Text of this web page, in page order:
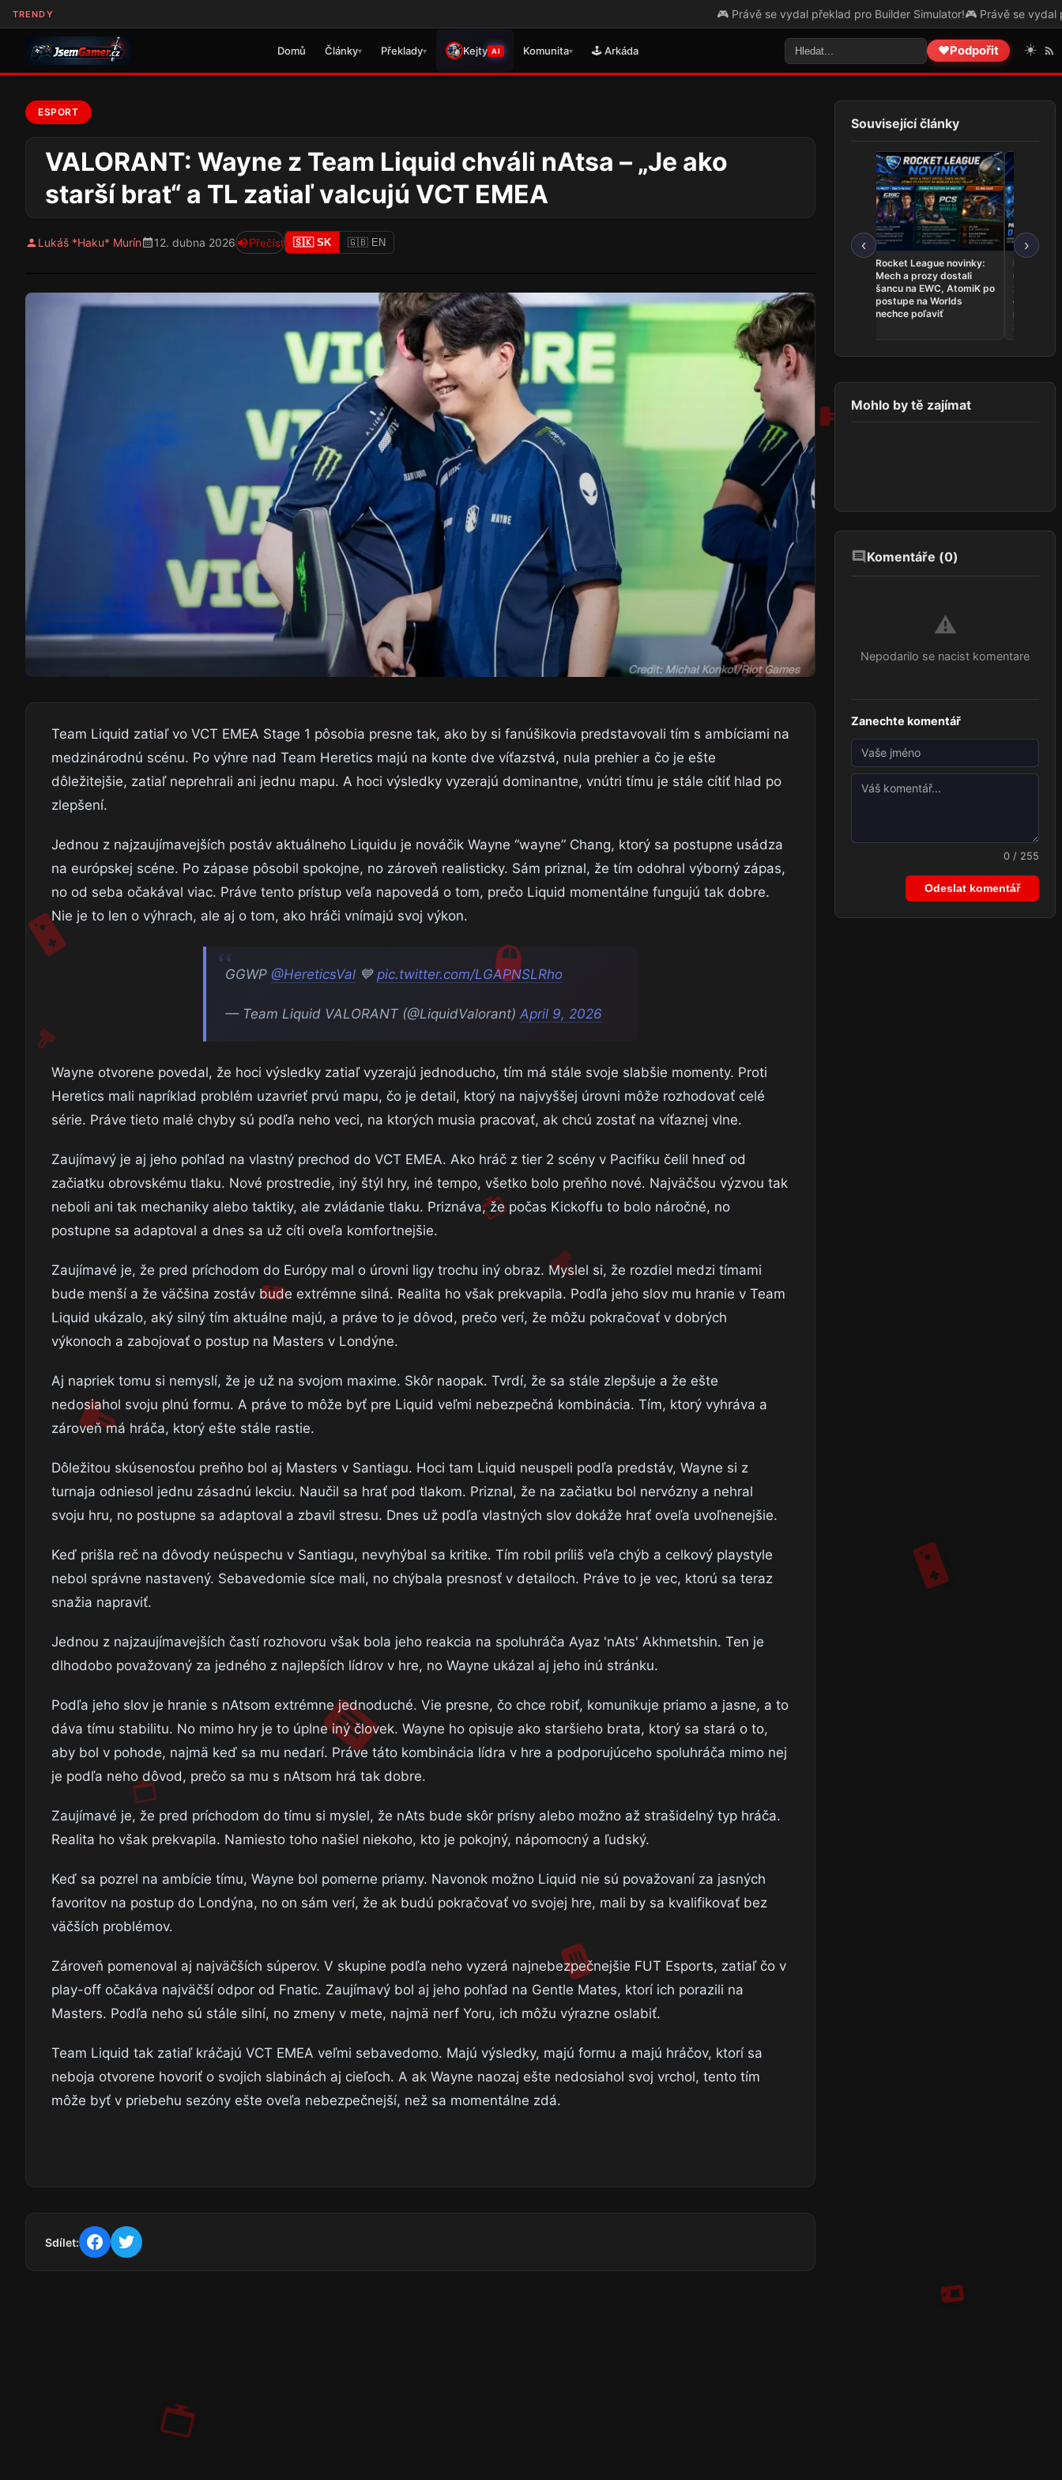
TRENDY 🎮 Právě se vydal překlad pro Builder Simulator!🎮 Právě se vydal překlad pro
Domů Články▾ Překlady▾ Kejty AI Komunita▾ 🕹️ Arkáda ❤️Podpořit ☀️
ESPORT
VALORANT: Wayne z Team Liquid chváli nAtsa – „Je ako
starší brat“ a TL zatiaľ valcujú VCT EMEA
Lukáš *Haku* Murín 12. dubna 2026 Přečíst 🇸🇰 SK 🇬🇧 EN
Team Liquid zatiaľ vo VCT EMEA Stage 1 pôsobia presne tak, ako by si fanúšikovia predstavovali tím s ambíciami na
medzinárodnú scénu. Po výhre nad Team Heretics majú na konte dve víťazstvá, nula prehier a čo je ešte
dôležitejšie, zatiaľ neprehrali ani jednu mapu. A hoci výsledky vyzerajú dominantne, vnútri tímu je stále cítiť hlad po
zlepšení.
Jednou z najzaujímavejších postáv aktuálneho Liquidu je nováčik Wayne “wayne” Chang, ktorý sa postupne usádza
na európskej scéne. Po zápase pôsobil spokojne, no zároveň realisticky. Sám priznal, že tím odohral výborný zápas,
no od seba očakával viac. Práve tento prístup veľa napovedá o tom, prečo Liquid momentálne fungujú tak dobre.
Nie je to len o výhrach, ale aj o tom, ako hráči vnímajú svoj výkon.
GGWP @HereticsVal 💙 pic.twitter.com/LGAPNSLRho
— Team Liquid VALORANT (@LiquidValorant) April 9, 2026
Wayne otvorene povedal, že hoci výsledky zatiaľ vyzerajú jednoducho, tím má stále svoje slabšie momenty. Proti
Heretics mali napríklad problém uzavrieť prvú mapu, čo je detail, ktorý na najvyššej úrovni môže rozhodovať celé
série. Práve tieto malé chyby sú podľa neho veci, na ktorých musia pracovať, ak chcú zostať na víťaznej vlne.
Zaujímavý je aj jeho pohľad na vlastný prechod do VCT EMEA. Ako hráč z tier 2 scény v Pacifiku čelil hneď od
začiatku obrovskému tlaku. Nové prostredie, iný štýl hry, iné tempo, všetko bolo preňho nové. Najväčšou výzvou tak
neboli ani tak mechaniky alebo taktiky, ale zvládanie tlaku. Priznáva, že počas Kickoffu to bolo náročné, no
postupne sa adaptoval a dnes sa už cíti oveľa komfortnejšie.
Zaujímavé je, že pred príchodom do Európy mal o úrovni ligy trochu iný obraz. Myslel si, že rozdiel medzi tímami
bude menší a že väčšina zostáv bude extrémne silná. Realita ho však prekvapila. Podľa jeho slov mu hranie v Team
Liquid ukázalo, aký silný tím aktuálne majú, a práve to je dôvod, prečo verí, že môžu pokračovať v dobrých
výkonoch a zabojovať o postup na Masters v Londýne.
Aj napriek tomu si nemyslí, že je už na svojom maxime. Skôr naopak. Tvrdí, že sa stále zlepšuje a že ešte
nedosiahol svoju plnú formu. A práve to môže byť pre Liquid veľmi nebezpečná kombinácia. Tím, ktorý vyhráva a
zároveň má hráča, ktorý ešte stále rastie.
Dôležitou skúsenosťou preňho bol aj Masters v Santiagu. Hoci tam Liquid neuspeli podľa predstáv, Wayne si z
turnaja odniesol jednu zásadnú lekciu. Naučil sa hrať pod tlakom. Priznal, že na začiatku bol nervózny a nehral
svoju hru, no postupne sa adaptoval a zbavil stresu. Dnes už podľa vlastných slov dokáže hrať oveľa uvoľnenejšie.
Keď prišla reč na dôvody neúspechu v Santiagu, nevyhýbal sa kritike. Tím robil príliš veľa chýb a celkový playstyle
nebol správne nastavený. Sebavedomie síce mali, no chýbala presnosť v detailoch. Práve to je vec, ktorú sa teraz
snažia napraviť.
Jednou z najzaujímavejších častí rozhovoru však bola jeho reakcia na spoluhráča Ayaz 'nAts' Akhmetshin. Ten je
dlhodobo považovaný za jedného z najlepších lídrov v hre, no Wayne ukázal aj jeho inú stránku.
Podľa jeho slov je hranie s nAtsom extrémne jednoduché. Vie presne, čo chce robiť, komunikuje priamo a jasne, a to
dáva tímu stabilitu. No mimo hry je to úplne iný človek. Wayne ho opisuje ako staršieho brata, ktorý sa stará o to,
aby bol v pohode, najmä keď sa mu nedarí. Práve táto kombinácia lídra v hre a podporujúceho spoluhráča mimo nej
je podľa neho dôvod, prečo sa mu s nAtsom hrá tak dobre.
Zaujímavé je, že pred príchodom do tímu si myslel, že nAts bude skôr prísny alebo možno až strašidelný typ hráča.
Realita ho však prekvapila. Namiesto toho našiel niekoho, kto je pokojný, nápomocný a ľudský.
Keď sa pozrel na ambície tímu, Wayne bol pomerne priamy. Navonok možno Liquid nie sú považovaní za jasných
favoritov na postup do Londýna, no on sám verí, že ak budú pokračovať vo svojej hre, mali by sa kvalifikovať bez
väčších problémov.
Zároveň pomenoval aj najväčších súperov. V skupine podľa neho vyzerá najnebezpečnejšie FUT Esports, zatiaľ čo v
play-off očakáva najväčší odpor od Fnatic. Zaujímavý bol aj jeho pohľad na Gentle Mates, ktorí ich porazili na
Masters. Podľa neho sú stále silní, no zmeny v mete, najmä nerf Yoru, ich môžu výrazne oslabiť.
Team Liquid tak zatiaľ kráčajú VCT EMEA veľmi sebavedomo. Majú výsledky, majú formu a majú hráčov, ktorí sa
neboja otvorene hovoriť o svojich slabinách aj cieľoch. A ak Wayne naozaj ešte nedosiahol svoj vrchol, tento tím
môže byť v priebehu sezóny ešte oveľa nebezpečnejší, než sa momentálne zdá.
Sdílet:
Související články
‹
Dardoch sa vracia a
BoostGate dlhuje hráčom
Rocket League novinky:
Mech a prozy dostali
šancu na EWC, AtomiK po
postupe na Worlds
nechce poľaviť
udalosti
zahrá o
ovládli
predstavil
zostavu
›
Mohlo by tě zajímat
Komentáře (0)
⚠️
Nepodarilo se nacist komentare
Zanechte komentář
0 / 255
Odeslat komentář